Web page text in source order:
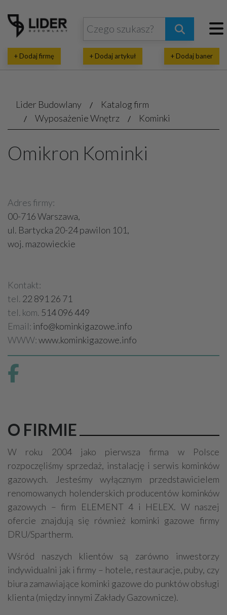
+ Dodaj firmę + Dodaj artykuł + Dodaj baner
Lider Budowlany
Katalog firm
Wyposażenie Wnętrz
Kominki
Omikron Kominki
Adres firmy:
00-716 Warszawa,
ul. Bartycka 20-24 pawilon 101,
woj. mazowieckie
Kontakt:
tel. 22 891 26 71
tel. kom. 514 096 449
Email: info@kominkigazowe.info
WWW:www.kominkigazowe.info
O FIRMIE
W roku 2004 jako pierwsza firma w Polsce
rozpoczęliśmy sprzedaż, instalację i serwis kominków
gazowych. Jesteśmy wyłącznym przedstawicielem
renomowanych holenderskich producentów kominków
gazowych – firm ELEMENT 4 i HELEX. W naszej
ofercie znajdują się również kominki gazowe firmy
DRU/Spartherm.
Wśród naszych klientów są zarówno inwestorzy
indywidualni jak i firmy – hotele, restauracje, puby, czy
biura zamawiające kominki gazowe do punktów obsługi
klienta (między innymi Zakłady Gazownicze).